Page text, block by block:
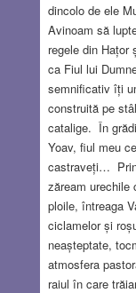
dincolo de ele
Avinoam să
regele din
ca Fiul lui
semnificativ îți
construită pe
catalige. În
Yoav, fiul meu
castraveți…
zăream urechile
ploile, întreaga
ciclamelor și
neașteptate,
atmosfera
raiul în care